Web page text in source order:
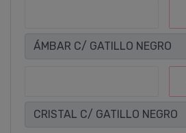
ÁMBAR C/ GATILLO NEGRO
CRISTAL C/ GATILLO NEGRO